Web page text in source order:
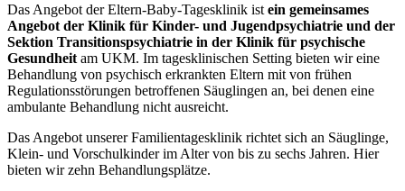
Das Angebot der Eltern-Baby-Tagesklinik ist ein gemeinsames
Angebot der Klinik für Kinder- und Jugendpsychiatrie und der
Sektion Transitionspsychiatrie in der Klinik für psychische
Gesundheit am UKM. Im tagesklinischen Setting bieten wir eine
Behandlung von psychisch erkrankten Eltern mit von frühen
Regulationsstörungen betroffenen Säuglingen an, bei denen eine
ambulante Behandlung nicht ausreicht.
Das Angebot unserer Familientagesklinik richtet sich an Säuglinge,
Klein- und Vorschulkinder im Alter von bis zu sechs Jahren. Hier
bieten wir zehn Behandlungsplätze.